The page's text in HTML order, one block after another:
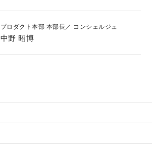
プロダクト本部 本部長／ コンシェルジュ
中野 昭博